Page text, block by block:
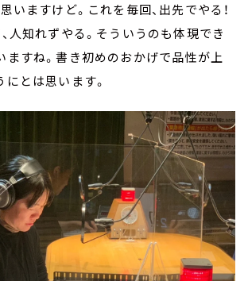
いますけど。これを毎回、出先でやる！
人知れずやる。そういうのも体現でき
ますね。書き初めのおかげで品性が上
とは思います。